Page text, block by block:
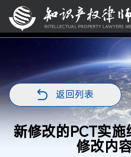
返回列表
新修改的PCT实施
修改内